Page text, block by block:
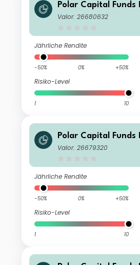
Polar Capital Funds
tal Global
Valor: 26680632
Jährliche Rendite
-50% 0% +50%
Risiko-Level
1 10
Polar Capital Funds
tal Global
Valor: 26679320
Jährliche Rendite
-50% 0% +50%
Risiko-Level
1 10